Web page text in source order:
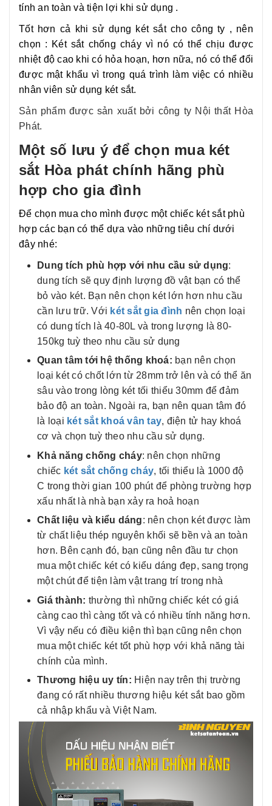
tính an toàn và tiện lợi khi sử dụng .
Tốt hơn cả khi sử dụng két sắt cho công ty , nên
chọn : Két sắt chống cháy vì nó có thể chịu được
nhiệt độ cao khi có hỏa hoạn, hơn nữa, nó có thể đổi
được mật khẩu vì trong quá trình làm việc có nhiều
nhân viên sử dụng két sắt.
Sản phẩm được sản xuất bởi công ty Nội thất Hòa
Phát.
Một số lưu ý để chọn mua két
sắt Hòa phát chính hãng phù
hợp cho gia đình
Để chọn mua cho mình được một chiếc két sắt phù
hợp các bạn có thể dựa vào những tiêu chí dưới
đây nhé:
Dung tích phù hợp với nhu cầu sử dụng:
dung tích sẽ quy định lượng đồ vật bạn có thể
bỏ vào két. Bạn nên chọn két lớn hơn nhu cầu
cần lưu trữ. Với két sắt gia đình nên chọn loại
có dung tích là 40-80L và trong lượng là 80-
150kg tuỳ theo nhu cầu sử dụng
Quan tâm tới hệ thống khoá: bạn nên chọn
loại két có chốt lớn từ 28mm trở lên và có thể ăn
sâu vào trong lòng két tối thiểu 30mm để đảm
bảo độ an toàn. Ngoài ra, bạn nên quan tâm đó
là loại két sắt khoá vân tay, điện tử hay khoá
cơ và chọn tuỳ theo nhu cầu sử dụng.
Khả năng chống cháy: nên chọn những
chiếc két sắt chống cháy, tối thiểu là 1000 độ
C trong thời gian 100 phút để phòng trường hợp
xấu nhất là nhà bạn xảy ra hoả hoạn
Chất liệu và kiểu dáng: nên chọn két được làm
từ chất liệu thép nguyên khối sẽ bền và an toàn
hơn. Bên cạnh đó, bạn cũng nên đầu tư chọn
mua một chiếc két có kiểu dáng đẹp, sang trọng
một chút để tiện làm vật trang trí trong nhà
Giá thành: thường thì những chiếc két có giá
càng cao thì càng tốt và có nhiều tính năng hơn.
Vì vậy nếu có điều kiện thì bạn cũng nên chọn
mua một chiếc két tốt phù hợp với khả năng tài
chính của mình.
Thương hiệu uy tín: Hiện nay trên thị trường
đang có rất nhiều thương hiệu két sắt bao gồm
cả nhập khẩu và Việt Nam.